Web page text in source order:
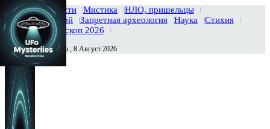
Главная Новости Мистика
НЛО, пришельцы
Тайны вселенной
Запретная археология Наука
Стихия
История
Гороскоп 2026
Сегодня Суббота , 8 Август 2026